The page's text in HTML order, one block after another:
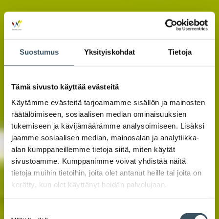
Suostumus Yksityiskohdat Tietoja
Tämä sivusto käyttää evästeitä
Käytämme evästeitä tarjoamamme sisällön ja mainosten
räätälöimiseen, sosiaalisen median ominaisuuksien
tukemiseen ja kävijämäärämme analysoimiseen. Lisäksi
jaamme sosiaalisen median, mainosalan ja analytiikka-
alan kumppaneillemme tietoja siitä, miten käytät
sivustoamme. Kumppanimme voivat yhdistää näitä
tietoja muihin tietoihin, joita olet antanut heille tai joita on
kerätty, kun olet käyttänyt heidän palvelujaan.